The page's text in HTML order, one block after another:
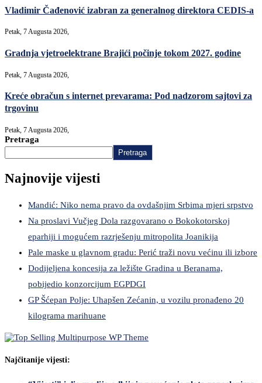
Vladimir Čađenović izabran za generalnog direktora CEDIS-a
Petak, 7 Augusta 2026,
Gradnja vjetroelektrane Brajići počinje tokom 2027. godine
Petak, 7 Augusta 2026,
Kreće obračun s internet prevarama: Pod nadzorom sajtovi za
trgovinu
Petak, 7 Augusta 2026,
Pretraga
Pretraga
Najnovije vijesti
Mandić: Niko nema pravo da ovdašnjim Srbima mjeri srpstvo
Na proslavi Vučjeg Dola razgovarano o Bokokotorskoj
eparhiji i mogućem razrješenju mitropolita Joanikija
Pale maske u glavnom gradu: Perić traži novu većinu ili izbore
Dodijeljena koncesija za ležište Gradina u Beranama,
pobijedio konzorcijum EGPDGI
GP Šćepan Polje: Uhapšen Zećanin, u vozilu pronađeno 20
kilograma marihuane
Najčitanije vijesti: